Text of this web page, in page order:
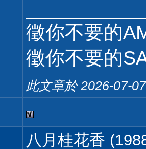
徵你不要的
徵你不要的
此文章於 2026-07-
八月桂花香